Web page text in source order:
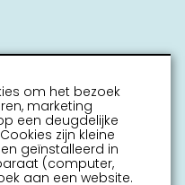
om het bezoek
marketing
een deugdelijke
zijn kleine
geïnstalleerd in
(computer,
aan een website.